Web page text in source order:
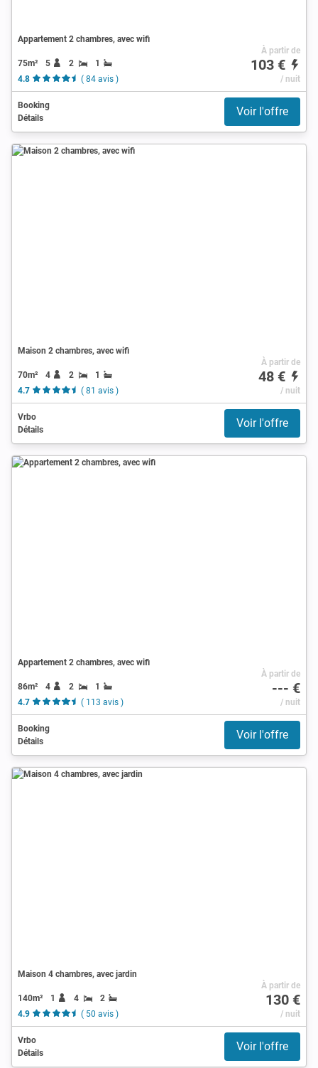
Appartement 2 chambres, avec wifi
75m² 5 2
1
4.8
( 84 avis )
À partir de
103 €
/ nuit
Booking
Détails
Voir l'offre
Maison 2 chambres, avec wifi
70m² 4 2
1
4.7
( 81 avis )
À partir de
48 €
/ nuit
Vrbo
Détails
Voir l'offre
Appartement 2 chambres, avec wifi
86m² 4 2
1
4.7
( 113 avis )
À partir de
--- €
/ nuit
Booking
Détails
Voir l'offre
Maison 4 chambres, avec jardin
140m² 1 4
2
4.9
( 50 avis )
À partir de
130 €
/ nuit
Vrbo
Détails
Voir l'offre